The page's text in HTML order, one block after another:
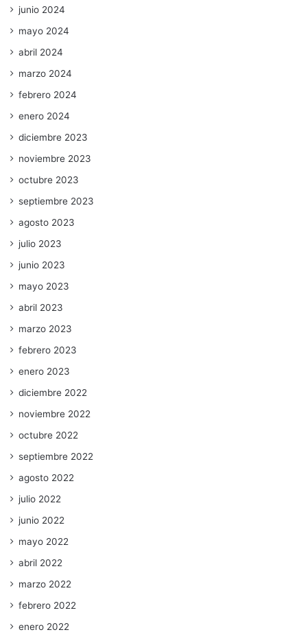
junio 2024
mayo 2024
abril 2024
marzo 2024
febrero 2024
enero 2024
diciembre 2023
noviembre 2023
octubre 2023
septiembre 2023
agosto 2023
julio 2023
junio 2023
mayo 2023
abril 2023
marzo 2023
febrero 2023
enero 2023
diciembre 2022
noviembre 2022
octubre 2022
septiembre 2022
agosto 2022
julio 2022
junio 2022
mayo 2022
abril 2022
marzo 2022
febrero 2022
enero 2022